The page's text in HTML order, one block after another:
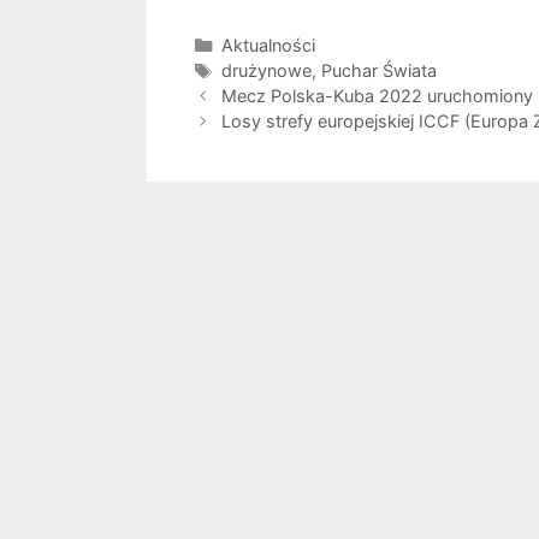
Kategorie
Aktualności
Tagi
drużynowe, Puchar Świata
Mecz Polska-Kuba 2022 uruchomiony
Losy strefy europejskiej ICCF (Europa